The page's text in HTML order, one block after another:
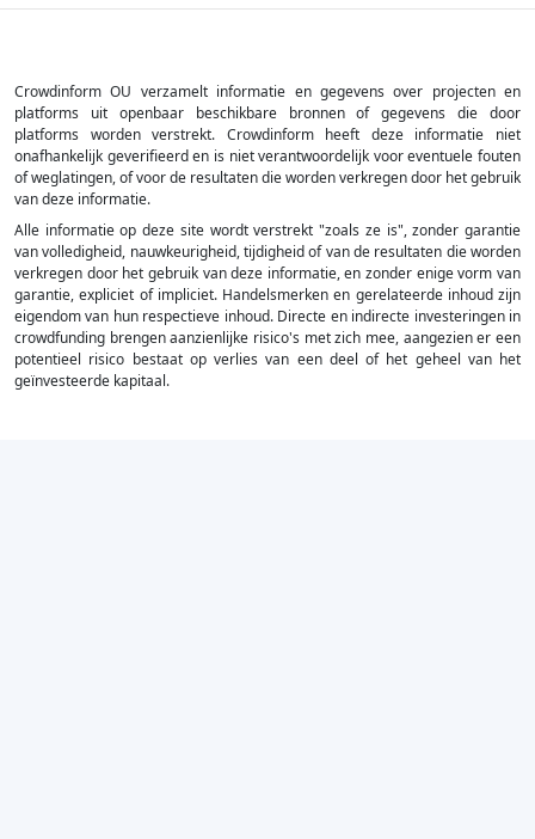
Crowdinform OU verzamelt informatie en gegevens over projecten en
platforms uit openbaar beschikbare bronnen of gegevens die door
platforms worden verstrekt. Crowdinform heeft deze informatie niet
onafhankelijk geverifieerd en is niet verantwoordelijk voor eventuele fouten
of weglatingen, of voor de resultaten die worden verkregen door het gebruik
van deze informatie.
Alle informatie op deze site wordt verstrekt "zoals ze is", zonder garantie
van volledigheid, nauwkeurigheid, tijdigheid of van de resultaten die worden
verkregen door het gebruik van deze informatie, en zonder enige vorm van
garantie, expliciet of impliciet. Handelsmerken en gerelateerde inhoud zijn
eigendom van hun respectieve inhoud. Directe en indirecte investeringen in
crowdfunding brengen aanzienlijke risico's met zich mee, aangezien er een
potentieel risico bestaat op verlies van een deel of het geheel van het
geïnvesteerde kapitaal.